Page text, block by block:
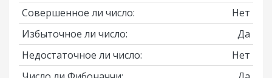
Совершенное ли число:
Нет
Избыточное ли число:
Да
Недостаточное ли число:
Нет